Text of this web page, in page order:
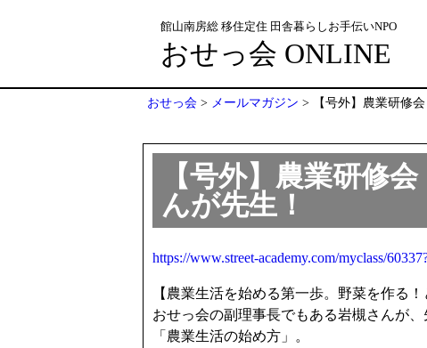
館山南房総 移住定住 田舎暮らしお手伝いNPO
おせっ会 ONLINE
おせっ会 > メールマガジン > 【号外】農業研修
【号外】農業研修
んが先生！
https://www.street-academy.com/myclass/
【農業生活を始める第一歩。野菜を作る
おせっ会の副理事長でもある岩槻さんが
「農業生活の始め方」。